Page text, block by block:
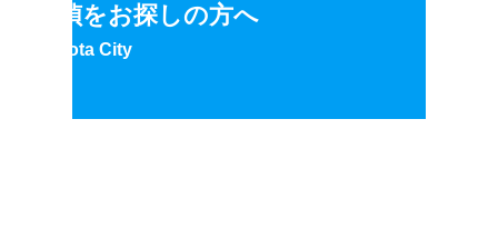
探偵をお探しの方へ
Hokota City